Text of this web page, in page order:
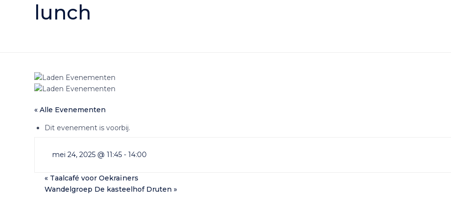
lunch
« Alle Evenementen
Dit evenement is voorbij.
mei 24, 2025 @ 11:45 -14:00
« Taalcafé voor Oekraïners
Wandelgroep De kasteelhof Druten »